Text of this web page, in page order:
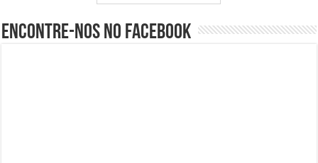
Encontre-nos no Facebook